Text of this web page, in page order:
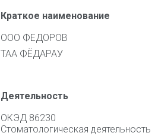
Краткое наименование
ООО ФЕДОРОВ
ТАА ФЁДАРАУ
Деятельность
ОКЭД 86230
Стоматологическая деятельность